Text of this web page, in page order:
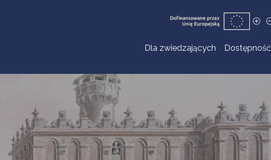
Dla zwiedzających Dostępność